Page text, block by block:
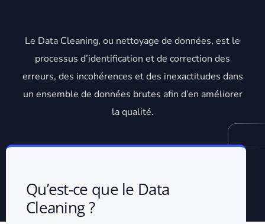
Le Data Cleaning, ou nettoyage de données, est le
processus d’identification et de correction des
erreurs, des incohérences et des inexactitudes dans
un ensemble de données brutes afin d’en améliorer
la qualité.
Qu’est-ce que le Data
Cleaning ?